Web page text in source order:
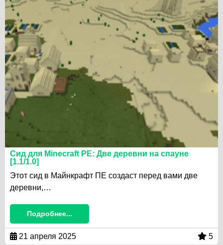
Сид для Minecraft PE: Две деревни на спауне
[1.1/1.0]
Этот сид в Майнкрафт ПЕ создаст перед вами две
деревни,…
Подробнее...
21 апреля 2025 5